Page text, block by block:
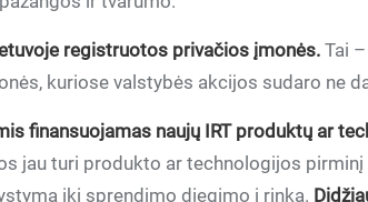
registruotos privačios įmonės. Tai
kuriose valstybės akcijos sudaro ne
finansuojamas naujų IRT produktų ar
jau turi produkto ar technologijos
iki sprendimo diegimo į rinką.